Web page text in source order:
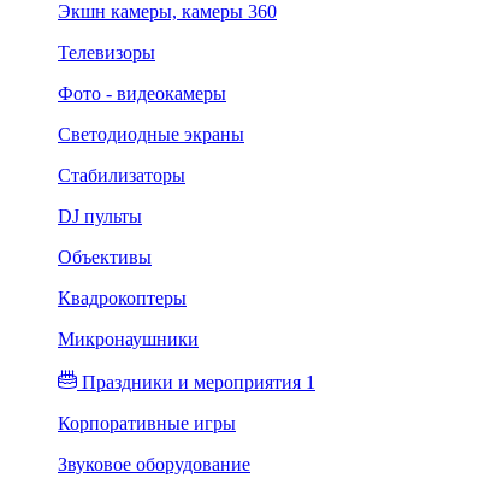
Экшн камеры, камеры 360
Телевизоры
Фото - видеокамеры
Светодиодные экраны
Стабилизаторы
DJ пульты
Объективы
Квадрокоптеры
Микронаушники
Праздники и мероприятия 1
Корпоративные игры
Звуковое оборудование